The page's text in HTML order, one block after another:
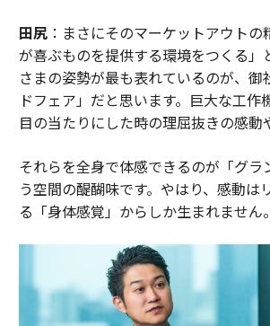
田尻：まさにそのマーケットアウトの
が喜ぶものを提供する環境をつくる」
さまの姿勢が最も表れているのが、御
ドフェア」だと思います。巨大な工作
目の当たりにした時の理屈抜きの感動
それらを全身で体感できるのが「グラ
う空間の醍醐味です。やはり、感動は
る「身体感覚」からしか生まれません。